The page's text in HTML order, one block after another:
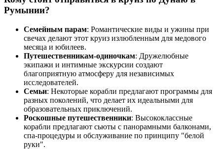
Румынии?
Семейным парам: Романтические виды и ужины при
свечах делают этот круиз излюбленным для медового
месяца и юбилеев.
Путешественникам-одиночкам: Дружелюбные
экипажи и интимные экскурсии создают
благоприятную атмосферу для независимых
исследователей.
Семьи: Некоторые корабли предлагают программы для
разных поколений, что делает их идеальными для
образовательных приключений.
Роскошные путешественники: Высококлассные
корабли предлагают сьюты с панорамными балконами,
спа-процедуры и обслуживание по принципу "белой
руки".